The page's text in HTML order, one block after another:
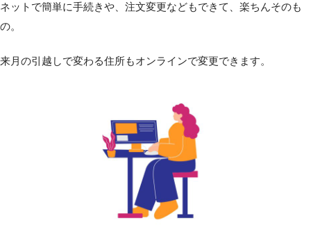
ネットで簡単に手続きや、注文変更などもできて、楽ちんそのも
の。
来月の引越しで変わる住所もオンラインで変更できます。